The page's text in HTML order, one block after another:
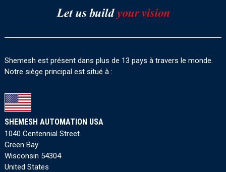
Shemesh est présent dans plus de 13 pays à travers le monde.
Notre siège principal est situé à :
SHEMESH AUTOMATION USA
1040 Centennial Street
Green Bay
Wisconsin 54304
United States